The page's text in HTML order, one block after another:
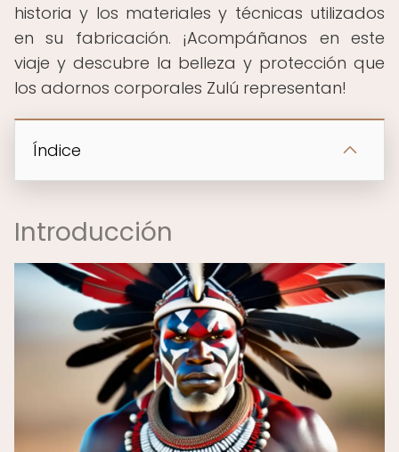
historia y los materiales y técnicas utilizados
en su fabricación. ¡Acompáñanos en este
viaje y descubre la belleza y protección que
los adornos corporales Zulú representan!
Índice
Introducción